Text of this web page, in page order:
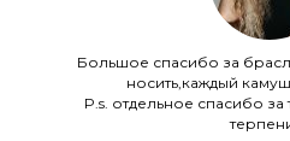
Большое спасибо за
носить,каждый
P.s. отдельное спасибо